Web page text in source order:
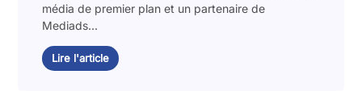
média de premier plan et un partenaire de
Mediads...
Lire l'article